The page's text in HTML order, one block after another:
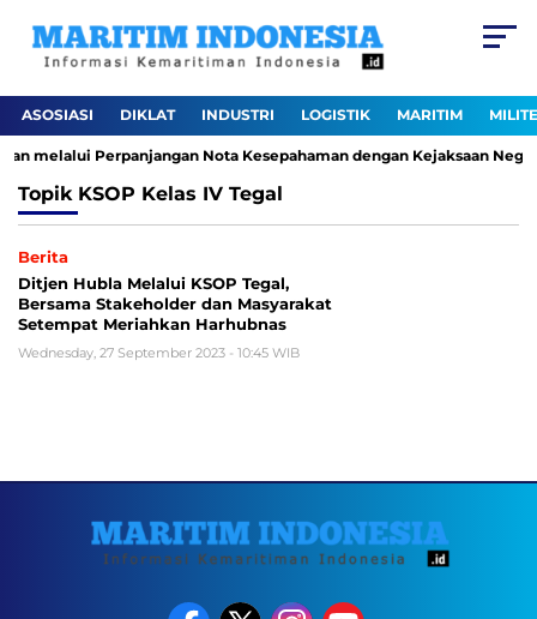
ASOSIASI DIKLAT INDUSTRI LOGISTIK MARITIM
melalui Perpanjangan Nota Kesepahaman dengan Kejaksaan
Topik KSOP Kelas IV Tegal
Berita
Ditjen Hubla Melalui KSOP Tegal,
Bersama Stakeholder dan Masyarakat
Setempat Meriahkan Harhubnas
Wednesday, 27 September 2023 - 10:45 WIB